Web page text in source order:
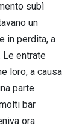
subì
un
in perdita, a
Le entrate
loro, a causa
parte
bar
ora